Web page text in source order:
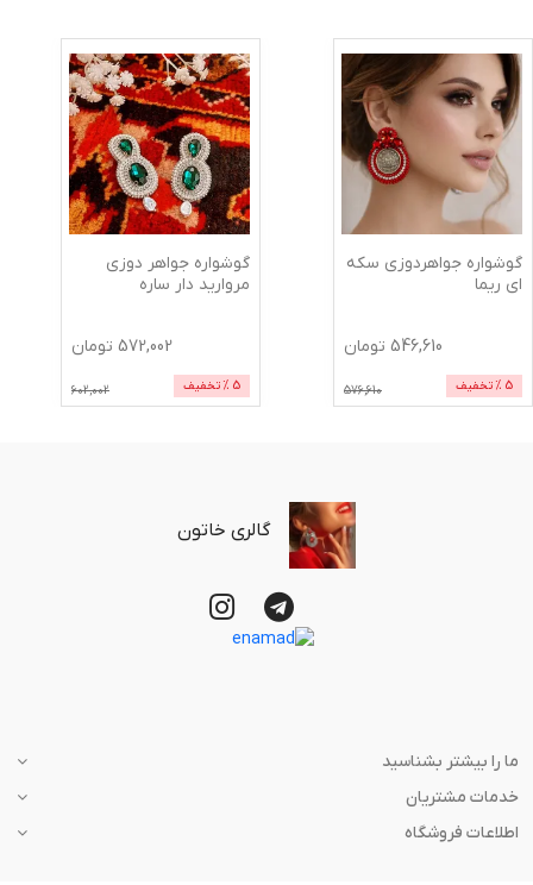
گوشواره جواهردوزی سکه
ای ریما
546,610 تومان
5 % تخفیف 576,610
گوشواره جواهر دوزی
مروارید دار ساره
572,002 تومان
5 % تخفیف 602,002
گالری خاتون
ما را بیشتر بشناسید
خدمات مشتریان
اطلاعات فروشگاه